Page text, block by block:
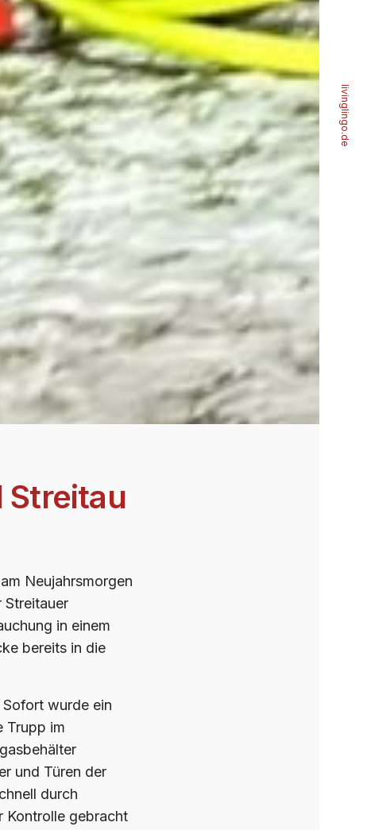
livinglingo.de
Streitau
Neujahrsmorgen
Streitauer
in einem
bereits in die
wurde ein
Trupp im
und Türen der
durch
Kontrolle gebracht